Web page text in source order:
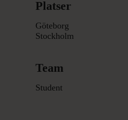
Platser
Göteborg
Stockholm
Team
Student